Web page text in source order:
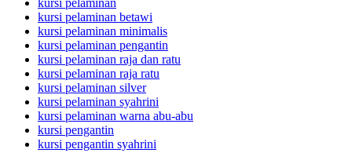
kursi pelaminan
kursi pelaminan betawi
kursi pelaminan minimalis
kursi pelaminan pengantin
kursi pelaminan raja dan ratu
kursi pelaminan raja ratu
kursi pelaminan silver
kursi pelaminan syahrini
kursi pelaminan warna abu-abu
kursi pengantin
kursi pengantin syahrini